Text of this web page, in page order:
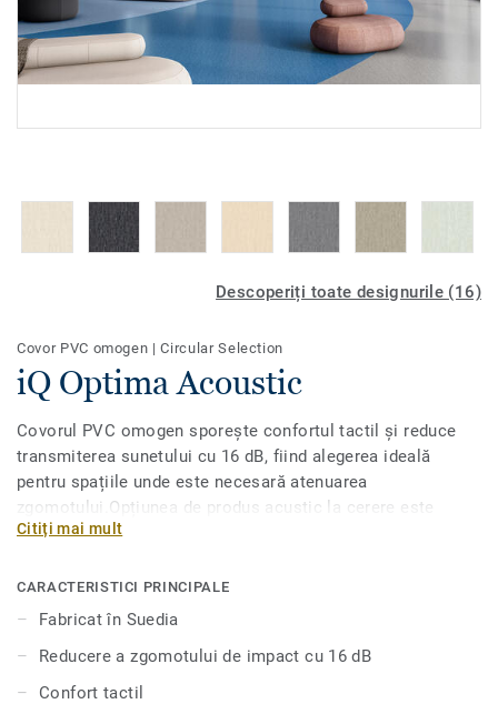
Descoperiți toate designurile (16)
Covor PVC omogen |Circular Selection
iQ Optima Acoustic
Covorul PVC omogen sporește confortul tactil și reduce
transmiterea sunetului cu 16 dB, fiind alegerea ideală
pentru spațiile unde este necesară atenuarea
zgomotului.Opțiunea de produs acustic la cerere este
disponibilă pentru toate cele 55 de nuanțe ale iQ Optimas
clasice.Conceput pentru zone cu trafic intens în instituții
educaționale și unități de sănătate, este extrem de durabil
durabilitate și ușurință în întreținere ca și versiunea
compactă.
Citiți mai mult
CARACTERISTICI PRINCIPALE
Fabricat în Suedia
Reducere a zgomotului de impact cu 16 dB
Confort tactil